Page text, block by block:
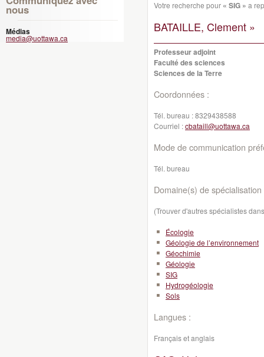
nous
Médias
media@uottawa.ca
Votre recherche pour « SIG » a
BATAILLE, Clement »
Professeur adjoint
Faculté des sciences
Sciences de la Terre
Coordonnées :
Tél. bureau :8329438588
Courriel :cbataill@uottawa.ca
Mode de communication
Tél. bureau
Domaine(s) de spécialisation
(Trouver d'autres spécialistes
Écologie
Géologie de l’environnement
Géochimie
Géologie
SIG
Hydrogéologie
Sols
Langues :
Français et anglais